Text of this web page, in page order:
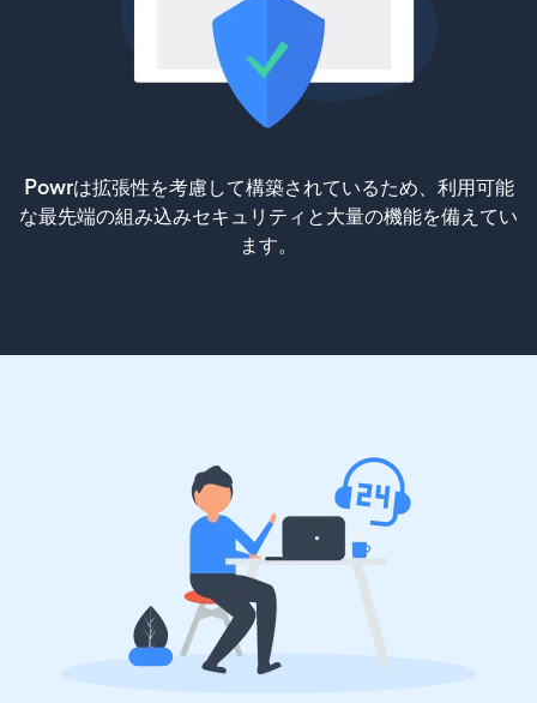
Powrは拡張性を考慮して構築されているため、利用可能
な最先端の組み込みセキュリティと大量の機能を備えてい
ます。